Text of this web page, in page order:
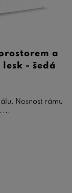
a
lesk - šedá
Nosnost rámu
...